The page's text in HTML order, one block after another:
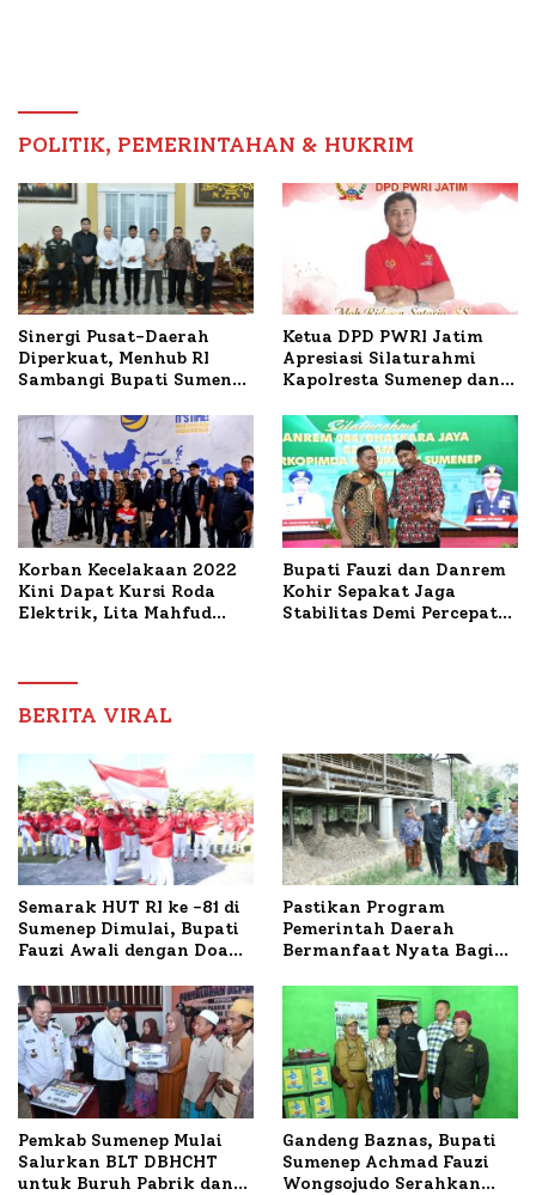
POLITIK, PEMERINTAHAN & HUKRIM
Sinergi Pusat-Daerah
Diperkuat, Menhub RI
Sambangi Bupati Sumenep
Mutiara Sentosa II
Ketua DPD PWRI Jatim
Apresiasi Silaturahmi
Kapolresta Sumenep dan
Ideal Polri-Pers
Korban Kecelakaan 2022
Kini Dapat Kursi Roda
Elektrik, Lita Mahfud
Nabil
Bupati Fauzi dan Danrem
Kohir Sepakat Jaga
Stabilitas Demi Percepat
BERITA VIRAL
Semarak HUT RI ke -81 di
Sumenep Dimulai, Bupati
Fauzi Awali dengan Doa
Terbakar
Pastikan Program
Pemerintah Daerah
Bermanfaat Nyata Bagi
Sumenep Tinjau Langsung
Budidaya Lele dan Ayam
Petelur di Desa Bataal
Timur
Pemkab Sumenep Mulai
Salurkan BLT DBHCHT
untuk Buruh Pabrik dan
Gandeng Baznas, Bupati
Sumenep Achmad Fauzi
Wongsojudo Serahkan